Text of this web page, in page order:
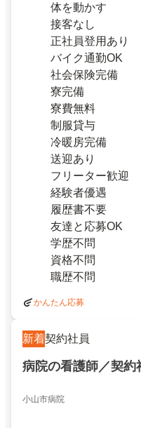
体を動かす
接客なし
正社員登用あり
バイク通勤OK
社会保険完備
寮完備
寮費無料
制服貸与
冷暖房完備
送迎あり
フリーター歓迎
経験者優遇
履歴書不要
友達と応募OK
学歴不問
資格不問
職歴不問
かんたん応募
新着契約社員
病院の看護師／契
小山市病院